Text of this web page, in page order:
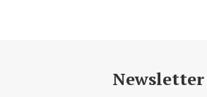
Newsletter